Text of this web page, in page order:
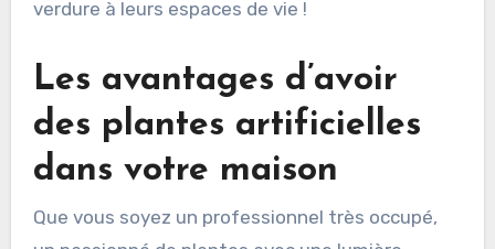
verdure à leurs espaces de vie !
Les avantages d’avoir
des plantes artificielles
dans votre maison
Que vous soyez un professionnel très occupé,